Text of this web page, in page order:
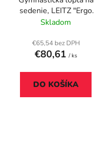
sedenie, LEITZ "Ergo
Cosy", pokojná modrá
Skladom
€65,54 bez DPH
€80,61 / ks
DO KOŠÍKA